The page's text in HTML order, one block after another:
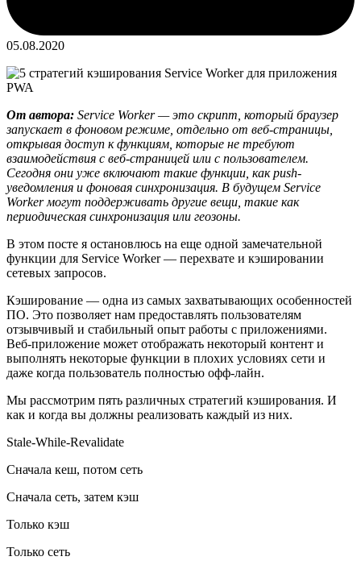
05.08.2020
От автора: Service Worker — это скрипт, который браузер
запускает в фоновом режиме, отдельно от веб-страницы,
открывая доступ к функциям, которые не требуют
взаимодействия с веб-страницей или с пользователем.
Сегодня они уже включают такие функции, как push-
уведомления и фоновая синхронизация. В будущем Service
Worker могут поддерживать другие вещи, такие как
периодическая синхронизация или геозоны.
В этом посте я остановлюсь на еще одной замечательной
функции для Service Worker — перехвате и кэшировании
сетевых запросов.
Кэширование — одна из самых захватывающих особенностей
ПО. Это позволяет нам предоставлять пользователям
отзывчивый и стабильный опыт работы с приложениями.
Веб-приложение может отображать некоторый контент и
выполнять некоторые функции в плохих условиях сети и
даже когда пользователь полностью офф-лайн.
Мы рассмотрим пять различных стратегий кэширования. И
как и когда вы должны реализовать каждый из них.
Stale-While-Revalidate
Сначала кеш, потом сеть
Сначала сеть, затем кэш
Только кэш
Только сеть